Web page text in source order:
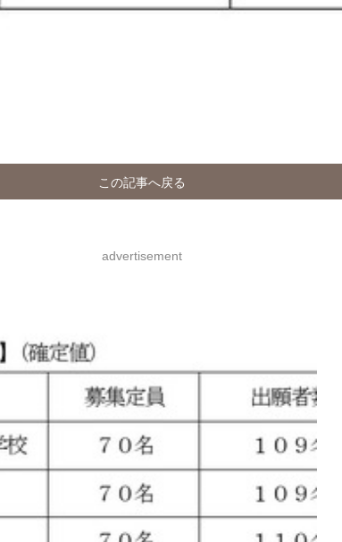
この記事へ戻る
advertisement